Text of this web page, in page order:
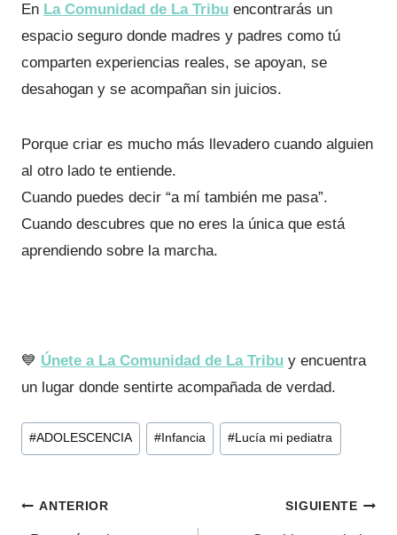
En La Comunidad de La Tribu encontrarás un
espacio seguro donde madres y padres como tú
comparten experiencias reales, se apoyan, se
desahogan y se acompañan sin juicios.
Porque criar es mucho más llevadero cuando alguien
al otro lado te entiende.
Cuando puedes decir “a mí también me pasa”.
Cuando descubres que no eres la única que está
aprendiendo sobre la marcha.
💙 Únete a La Comunidad de La Tribu y encuentra
un lugar donde sentirte acompañada de verdad.
Etiquetas
de
entrada:
#ADOLESCENCIA # Infancia #Lucía mi pediatra
Navegación
ANTERIOR SIGUIENTE